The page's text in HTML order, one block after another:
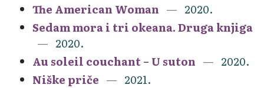
The American Woman
2020.
Sedam mora i tri okeana. Druga knjiga
2020.
Au soleil couchant – U suton
2020.
Niške priče
2021.